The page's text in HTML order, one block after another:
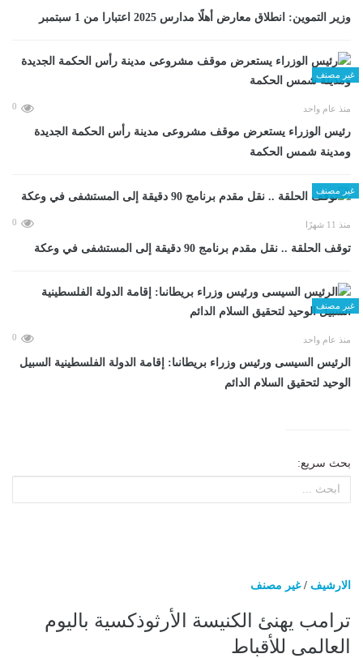
وزير التموين: انطلاق معارض أهلًا مدارس 2025 اعتبارا من 1 سبتمبر
غير مصنف
منذ عام واحد 0
رئيس الوزراء يستعرض موقف مشروعى مدينة رأس الحكمة الجديدة
ومدينة شمس الحكمة
غير مصنف
منذ 11 شهرًا 0
توقف الحلقة .. نقل مقدم برنامج 90 دقيقة إلى المستشفى في وعكة
غير مصنف
منذ عام واحد 0
الرئيس السيسى ورئيس وزراء بريطانىا: إقامة الدولة الفلسطينية السبيل
الوحيد لتحقيق السلام الدائم
بحث سريع:
الارشيف /غير مصنف
ترامب يهنئ الكنيسة الأرثوذكسية باليوم
العالمى للأقباط